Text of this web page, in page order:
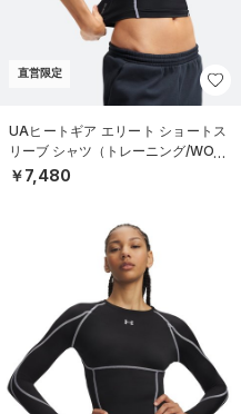
直営限定
UAヒートギア エリート ショートス
リーブ シャツ（トレーニング/WOM
EN）
￥7,480